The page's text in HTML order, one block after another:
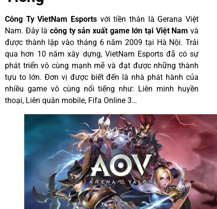
Công Ty VietNam Esports với tiền thân là Gerana Việt
Nam. Đây là công ty sản xuất game lớn tại Việt Nam và
được thành lập vào tháng 6 năm 2009 tại Hà Nội. Trải
qua hơn 10 năm xây dựng, VietNam Esports đã có sự
phát triển vô cùng mạnh mẽ và đạt được những thành
tựu to lớn. Đơn vị được biết đến là nhà phát hành của
nhiều game vô cùng nổi tiếng như: Liên minh huyền
thoại, Liên quân mobile, Fifa Online 3…